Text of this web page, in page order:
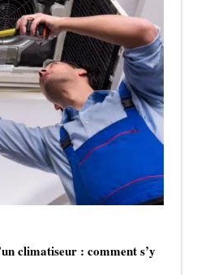
climatiseur : comment s’y